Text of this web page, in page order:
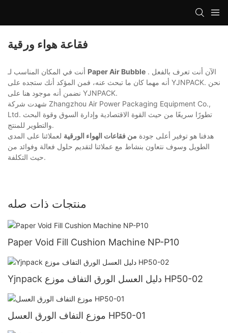
فقاعة هواء ورقية
Paper Air Bubble . الآن أنت تعرف بالفعل
أنه مهما كان ما تبحث عنه، فمن المؤكد أنك ستجده على YJNPACK. نحن
نضمن أنه موجود هنا على YJNPACK.
شهدت شركة Zhangzhou Air Power Packaging Equipment Co.,
Ltd. تطورًا سريعًا من حيث القوة الاقتصادية وإدارة السوق وقوة البحث
والتطوير للمنتج.
هدفنا هو توفير أعلى جودة من فقاعات الهواء الورقية لعملائنا على المدى
الطويل وسوف نتعاون بنشاط مع عملائنا لتقديم حلول فعالة وفوائد من
حيث التكلفة.
منتجات ذات صله
Paper Void Fill Cushion Machine NP-P10
Yjnpack دليل العسل الورق التفاف موزع HP50-02
موزع التفاف الورق العسل HP50-01